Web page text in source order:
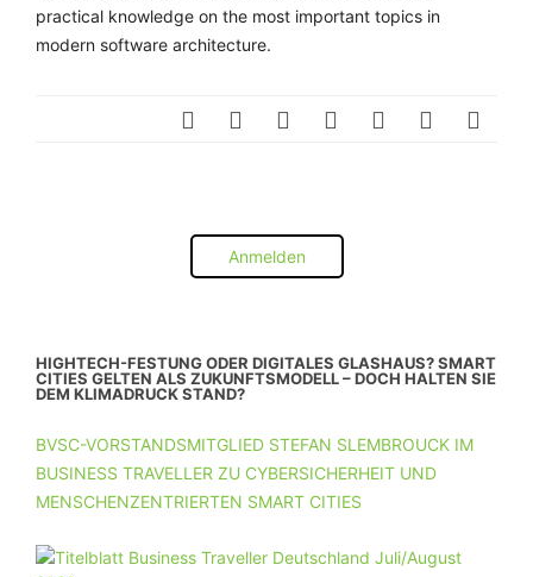
practical knowledge on the most important topics in
modern software architecture.
Anmelden
HIGHTECH-FESTUNG ODER DIGITALES GLASHAUS? SMART
CITIES GELTEN ALS ZUKUNFTSMODELL – DOCH HALTEN SIE
DEM KLIMADRUCK STAND?
BVSC-VORSTANDSMITGLIED STEFAN SLEMBROUCK IM
BUSINESS TRAVELLER ZU CYBERSICHERHEIT UND
MENSCHENZENTRIERTEN SMART CITIES